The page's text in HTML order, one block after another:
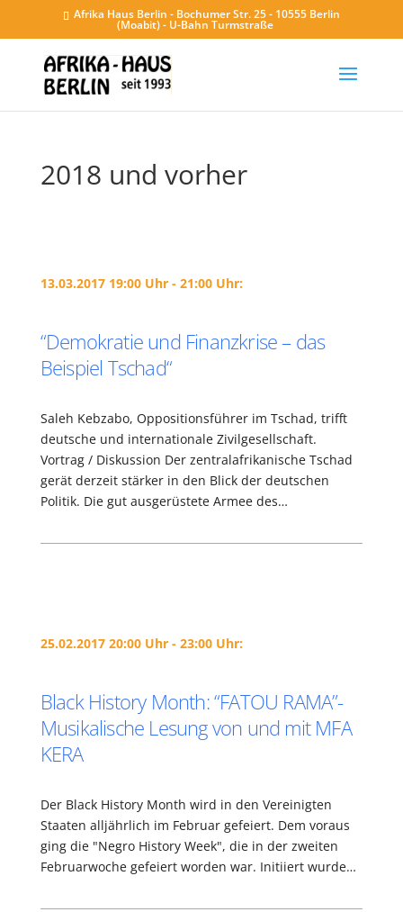
Afrika Haus Berlin - Bochumer Str. 25 - 10555 Berlin
(Moabit) - U-Bahn Turmstraße
2018 und vorher
13.03.2017 19:00 Uhr - 21:00 Uhr:
“Demokratie und Finanzkrise – das
Beispiel Tschad“
Saleh Kebzabo, Oppositionsführer im Tschad, trifft
deutsche und internationale Zivilgesellschaft.
Vortrag / Diskussion Der zentralafrikanische Tschad
gerät derzeit stärker in den Blick der deutschen
Politik. Die gut ausgerüstete Armee des…
25.02.2017 20:00 Uhr - 23:00 Uhr:
Black History Month: “FATOU RAMA”-
Musikalische Lesung von und mit MFA
KERA
Der Black History Month wird in den Vereinigten
Staaten alljährlich im Februar gefeiert. Dem voraus
ging die "Negro History Week", die in der zweiten
Februarwoche gefeiert worden war. Initiiert wurde…